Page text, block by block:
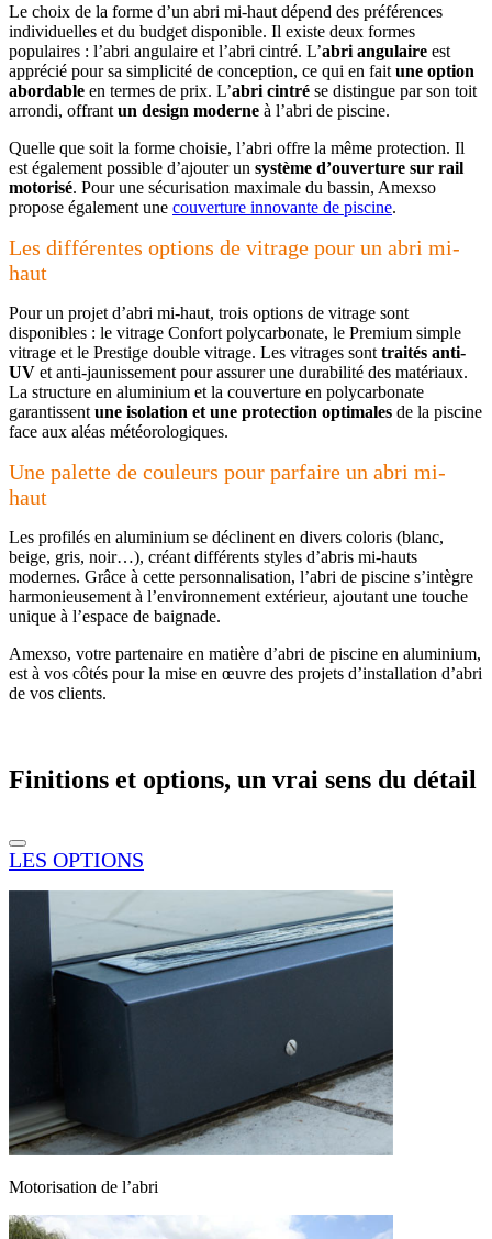
Le choix de la forme d’un abri mi-haut dépend des préférences
individuelles et du budget disponible. Il existe deux formes
populaires : l’abri angulaire et l’abri cintré. L’abri angulaire est
apprécié pour sa simplicité de conception, ce qui en fait une option
abordable en termes de prix. L’abri cintré se distingue par son toit
arrondi, offrant un design moderne à l’abri de piscine.
Quelle que soit la forme choisie, l’abri offre la même protection. Il
est également possible d’ajouter un système d’ouverture sur rail
motorisé. Pour une sécurisation maximale du bassin, Amexso
propose également une couverture innovante de piscine.
Les différentes options de vitrage pour un abri mi-
haut
Pour un projet d’abri mi-haut, trois options de vitrage sont
disponibles : le vitrage Confort polycarbonate, le Premium simple
vitrage et le Prestige double vitrage. Les vitrages sont traités anti-
UV et anti-jaunissement pour assurer une durabilité des matériaux.
La structure en aluminium et la couverture en polycarbonate
garantissent une isolation et une protection optimales de la piscine
face aux aléas météorologiques.
Une palette de couleurs pour parfaire un abri mi-
haut
Les profilés en aluminium se déclinent en divers coloris (blanc,
beige, gris, noir…), créant différents styles d’abris mi-hauts
modernes. Grâce à cette personnalisation, l’abri de piscine s’intègre
harmonieusement à l’environnement extérieur, ajoutant une touche
unique à l’espace de baignade.
Amexso, votre partenaire en matière d’abri de piscine en aluminium,
est à vos côtés pour la mise en œuvre des projets d’installation d’abri
de vos clients.
Finitions et options, un vrai sens du détail
LES OPTIONS
Motorisation de l’abri